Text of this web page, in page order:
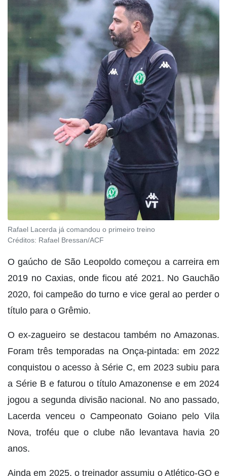
Rafael Lacerda já comandou o primeiro treino
Créditos: Rafael Bressan/ACF
O gaúcho de São Leopoldo começou a carreira em
2019 no Caxias, onde ficou até 2021. No Gauchão
2020, foi campeão do turno e vice geral ao perder o
título para o Grêmio.
O ex-zagueiro se destacou também no Amazonas.
Foram três temporadas na Onça-pintada: em 2022
conquistou o acesso à Série C, em 2023 subiu para
a Série B e faturou o título Amazonense e em 2024
jogou a segunda divisão nacional. No ano passado,
Lacerda venceu o Campeonato Goiano pelo Vila
Nova, troféu que o clube não levantava havia 20
anos.
Ainda em 2025, o treinador assumiu o Atlético-GO e